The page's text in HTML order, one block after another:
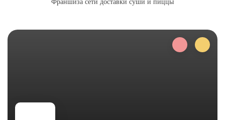
Франшиза сети доставки суши и пиццы